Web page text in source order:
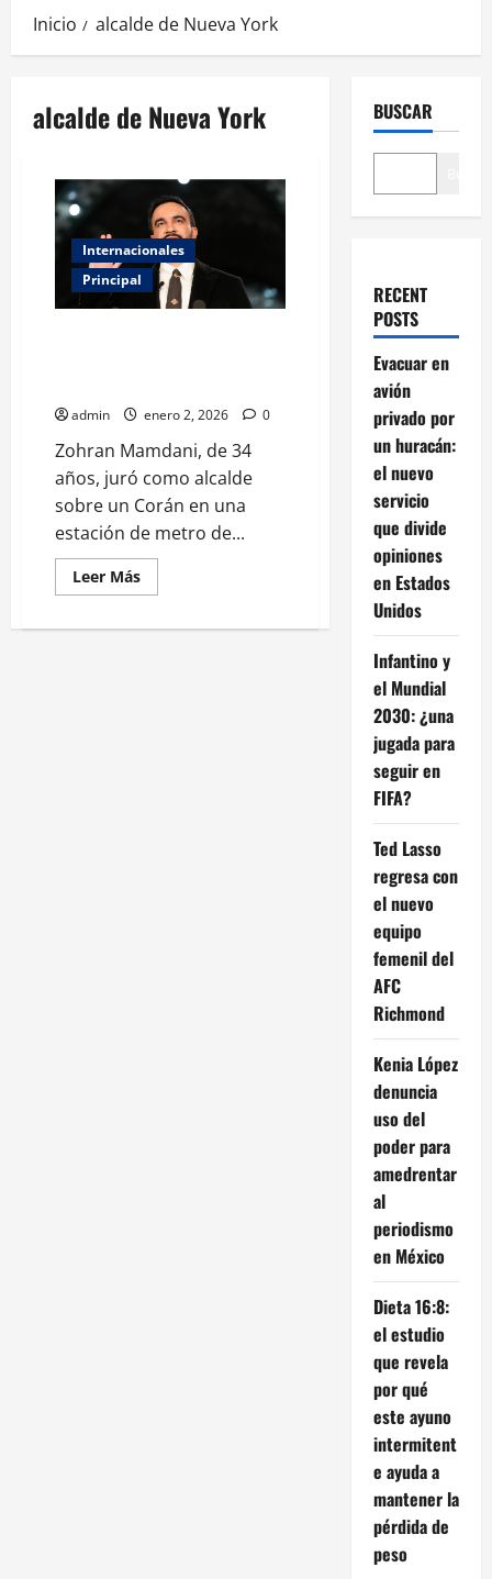
Inicio alcalde de Nueva York
alcalde de Nueva York
Internacionales
Principal
admin enero 2, 2026 0
Zohran Mamdani, de 34
años, juró como alcalde
sobre un Corán en una
estación de metro de...
Leer MásLeer
más
Zohran
BUSCAR
RECENT
POSTS
Evacuar en
avión
privado por
un huracán:
el nuevo
servicio
que divide
opiniones
en Estados
Unidos
Infantino y
el Mundial
2030: ¿una
jugada para
seguir en
FIFA?
Ted Lasso
regresa con
el nuevo
equipo
femenil del
AFC
Richmond
Kenia López
denuncia
uso del
poder para
amedrentar
al
periodismo
en México
Dieta 16:8:
el estudio
que revela
por qué
este ayuno
intermitent
e ayuda a
mantener la
pérdida de
peso